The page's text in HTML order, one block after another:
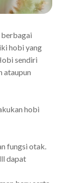
berbagai
hobi yang
sendiri
ataupun
hobi
fungsi otak.
dapat